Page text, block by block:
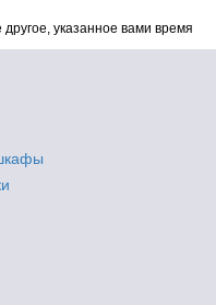
указанное вами время